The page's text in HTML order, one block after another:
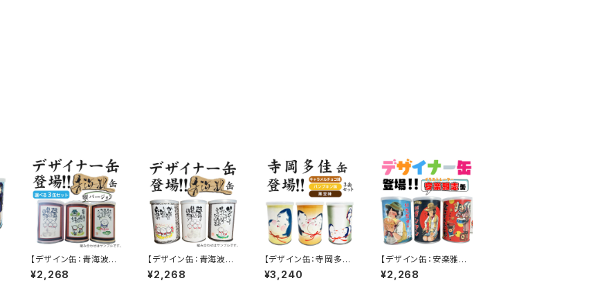
【デザイン缶：青海波３
缶セット縦バージョン】
災害備蓄用パン e-パン
¥2,268
【デザイン缶：青海波３
缶セット】災害備蓄用パ
ン e-パン(1缶に２個封
¥2,268
【デザイン缶：寺岡多佳
（お多福）３缶セット】災
害備蓄用パン e-パン(1
¥3,240
【デザイン缶：安楽雅志
３缶セットA】災害備蓄
用パン e-パン(1缶に２
¥2,268